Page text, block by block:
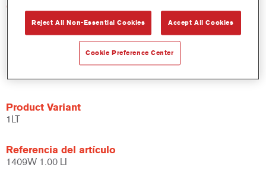
Características del producto
Extraordinario rendimiento del color.
Fácil aplicación en un proceso húmedo sobre húmedo.
Base de datos con más de 30.000 fórmulas de colores
lisos, metalizados y perlados, siempre en constante
Product Variant
1LT
Referencia del artículo
1409W 1.00 LI
Reject All Non-Essential Cookies Accept All Cookies
Cookie Preference Center